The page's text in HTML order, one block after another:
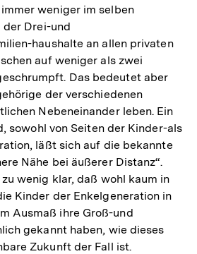
weniger im selben
der Drei-und
haushalte an allen privaten
auf weniger als zwei
Das bedeutet aber
der verschiedenen
Nebeneinander leben. Ein
sowohl von Seiten der Kinder-als
läßt sich auf die bekannte
Nähe bei äußerer Distanz“.
wenig klar, daß wohl kaum in
Kinder der Enkelgeneration in
Ausmaß ihre Groß-und
gekannt haben, wie dieses
Zukunft der Fall ist.